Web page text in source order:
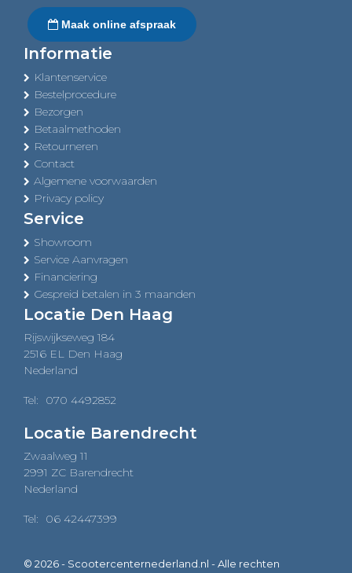
Maak online afspraak
Informatie
Klantenservice
Bestelprocedure
Bezorgen
Betaalmethoden
Retourneren
Contact
Algemene voorwaarden
Privacy policy
Service
Showroom
Service Aanvragen
Financiering
Gespreid betalen in 3 maanden
Locatie Den Haag
Rijswijkseweg 184
2516 EL Den Haag
Nederland
Tel: 070 4492852
Locatie Barendrecht
Zwaalweg 11
2991 ZC Barendrecht
Nederland
Tel: 06 42447399
© 2026 - Scootercenternederland.nl - Alle rechten